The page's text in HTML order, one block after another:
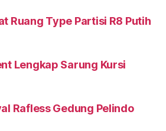
Ruang Type Partisi R8 Putih
Lengkap Sarung Kursi
Rafless Gedung Pelindo